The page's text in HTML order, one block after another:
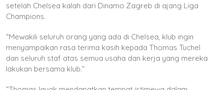
setelah Chelsea kalah dari Dinamo Zagreb di ajang Liga
Champions.
“Mewakili seluruh orang yang ada di Chelsea, klub ingin
menyampaikan rasa terima kasih kepada Thomas Tuchel
dan seluruh staf atas semua usaha dan kerja yang mereka
lakukan bersama klub.”